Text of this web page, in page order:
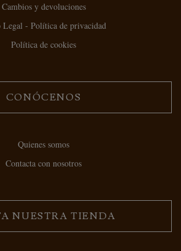
Cambios y devoluciones
Legal - Política de privacidad
Política de cookies
CONÓCENOS
Quienes somos
Contacta con nosotros
NUESTRA TIENDA